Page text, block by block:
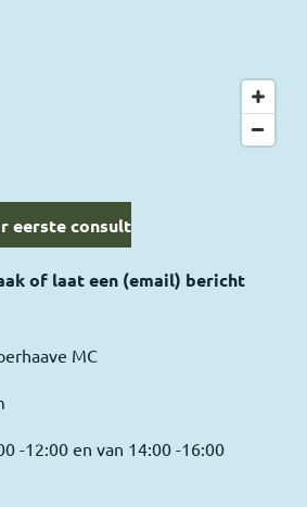
eerste consult
of laat een (email) bericht
MC
-12:00 en van 14:00 -16:00